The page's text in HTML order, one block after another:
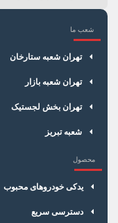
شعب ما
تهران شعبه ستارخان
تهران شعبه بازار
تهران بخش لجستیک
شعبه تبریز
محصول
یدکی خودروهای محبوب
دسترسی سریع
×